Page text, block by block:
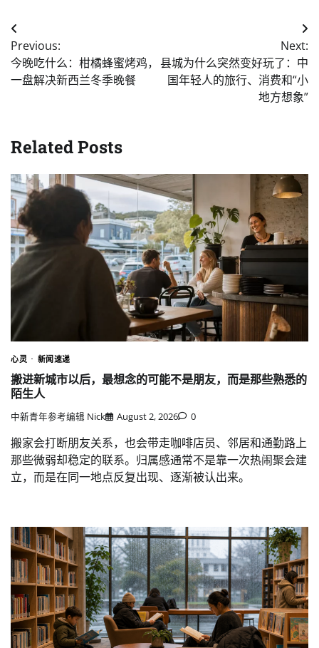
Post
navigation
Previous:
今晚吃什么：柑橘蜂蜜烤鸡，
一盘解决新西兰冬季晚餐
Next:
县城为什么突然变好玩了：中
国年轻人的旅行、消费和“小
地方想象”
Related Posts
心灵 新闻速递
搬进新城市以后，最想念的可能不是朋友，而是那些熟悉的
陌生人
中新青年参考编辑 Nick August 2, 2026 0
搬家会打断朋友关系，也会带走咖啡店员、邻居和通勤路上
那些微弱却稳定的联系。归属感通常不是靠一次热闹聚会建
立，而是在同一地点反复出现、逐渐被认出来。